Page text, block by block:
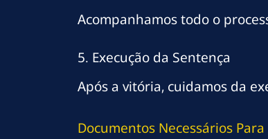
Acompanhamos todo o
5. Execução da Sentença
Após a vitória, cuidamos da
Documentos Necessários